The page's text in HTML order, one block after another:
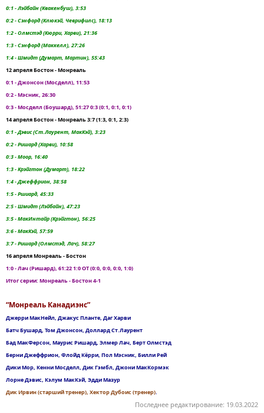
0:1 - Лэйбайн (Квакенбуш), 3:53
0:2 - Сэнфорд (Клюкэй, Чеврифилс), 18:13
1:2 - Олмстэд (Кюрри, Харви), 21:36
1:3 - Сэнфорд (Маккелл), 27:26
1:4 - Шмидт (Думарт, Мартин), 55:43
12 апреля Бостон - Монреаль
0:1 - Джонсон (Мосделл), 11:53
0:2 - Мэсник, 26:30
0:3 - Мосделл (Боушард), 51:27 0:3 (0:1, 0:1, 0:1)
14 апреля Бостон - Монреаль 3:7 (1:3, 0:1, 2:3)
0:1 - Дэвис (Ст.Лаурент, МакКэй), 3:23
0:2 - Ришард (Харви), 10:58
0:3 - Моор, 16:40
1:3 - Крэйгтон (Думарт), 18:22
1:4 - Джеффрион, 38:58
1:5 - Ршиард, 45:33
2:5 - Шмидт (Лэйбайн), 47:23
3:5 - МакИнтайр (Крэйгтон), 56:25
3:6 - МакКэй, 57:59
3:7 - Ришард (Олмстэд, Лач), 58:27
16 апреля Монреаль - Бостон
1:0 - Лач (Ришард), 61:22 1:0 ОТ (0:0, 0:0, 0:0, 1:0)
Итог серии: Монреаль - Бостон 4-1
“Монреаль Канадиэнс”
Джерри МакНейл, Джакус Планте, Даг Харви
Батч Бушард, Том Джонсон, Доллард Ст.Лаурент
Бад МакФерсон, Маурис Ришард, Элмер Лач, Берт Олмстэд
Берни Джеффрион, Флойд Кёрри, Пол Мэсник, Билли Рей
Дики Мор, Кенни Мосделл, Дик Гэмбл, Джони МакКормэк
Лорне Дэвис, Кэлум МакКэй, Эдди Мазур
Дик Ирвин (старший тренер), Хектор Дубоис (тренер)
Последнее редактирование: 19.03.2022